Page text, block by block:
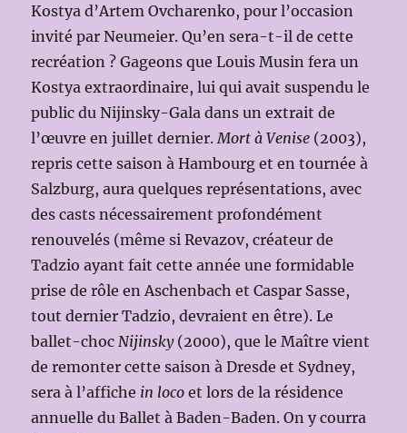
Kostya d’Artem Ovcharenko, pour l’occasion
invité par Neumeier. Qu’en sera-t-il de cette
recréation ? Gageons que Louis Musin fera un
Kostya extraordinaire, lui qui avait suspendu le
public du Nijinsky-Gala dans un extrait de
l’œuvre en juillet dernier.Mort à Venise (2003),
repris cette saison à Hambourg et en tournée à
Salzburg, aura quelques représentations, avec
des casts nécessairement profondément
renouvelés (même si Revazov, créateur de
Tadzio ayant fait cette année une formidable
prise de rôle en Aschenbach et Caspar Sasse,
tout dernier Tadzio, devraient en être). Le
ballet-chocNijinsky(2000), que le Maître vient
de remonter cette saison à Dresde et Sydney,
sera à l’affiche in loco et lors de la résidence
annuelle du Ballet à Baden-Baden. On y courra